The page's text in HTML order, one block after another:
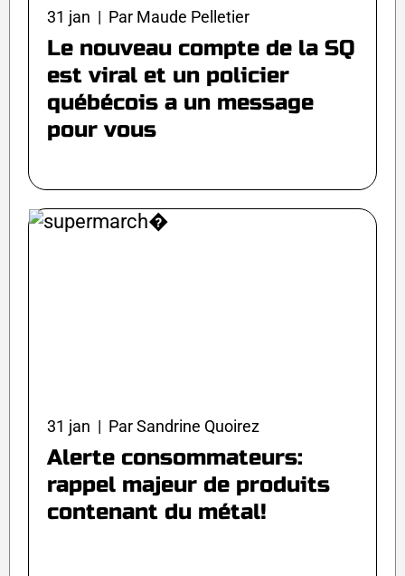
31 jan | Par Maude Pelletier
Le nouveau compte de la SQ
est viral et un policier
québécois a un message
pour vous
31 jan | Par Sandrine Quoirez
Alerte consommateurs:
rappel majeur de produits
contenant du métal!